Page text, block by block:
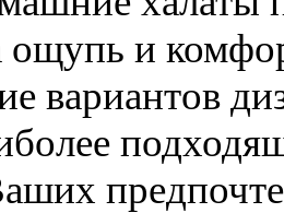
ощупь и
вариантов